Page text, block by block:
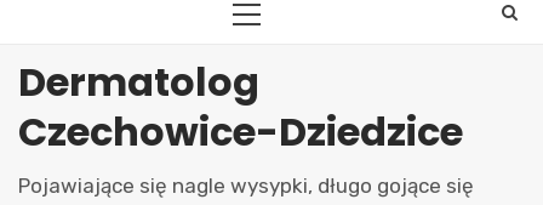
PRIMARY
Dermatolog
Czechowice-Dziedzice
Pojawiające się nagle wysypki, długo gojące się